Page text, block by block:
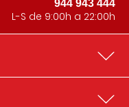
944 943 444
L-S de 9:00h a 22:00h